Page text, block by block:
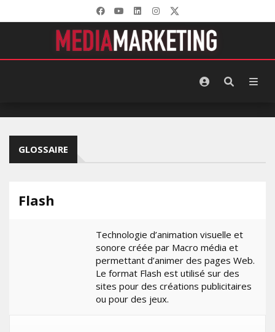
GLOSSAIRE
Flash
Technologie d’animation visuelle et
sonore créée par Macro média et
permettant d’animer des pages Web.
Le format Flash est utilisé sur des
sites pour des créations publicitaires
ou pour des jeux.